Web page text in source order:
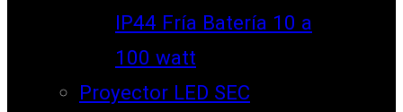
IP44 Fría Batería 10 a
100 watt
Proyector LED SEC